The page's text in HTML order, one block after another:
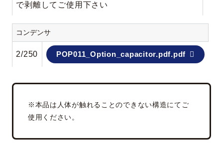
で剥離してご使用下さい
コンデンサ
2/250 POP011_Option_capacitor.pdf.pdf
※本品は人体が触れることのできない構造にてご
使用ください。